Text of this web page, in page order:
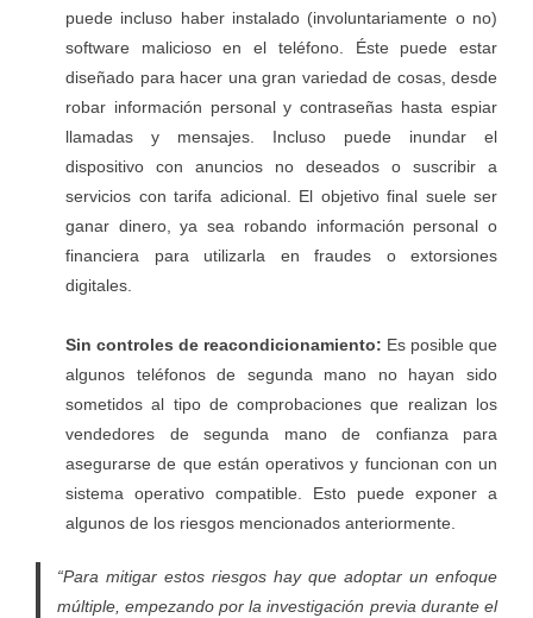
puede incluso haber instalado (involuntariamente o no)
software malicioso en el teléfono. Éste puede estar
diseñado para hacer una gran variedad de cosas, desde
robar información personal y contraseñas hasta espiar
llamadas y mensajes. Incluso puede inundar el
dispositivo con anuncios no deseados o suscribir a
servicios con tarifa adicional. El objetivo final suele ser
ganar dinero, ya sea robando información personal o
financiera para utilizarla en fraudes o extorsiones
digitales.
Sin controles de reacondicionamiento: Es posible que
algunos teléfonos de segunda mano no hayan sido
sometidos al tipo de comprobaciones que realizan los
vendedores de segunda mano de confianza para
asegurarse de que están operativos y funcionan con un
sistema operativo compatible. Esto puede exponer a
algunos de los riesgos mencionados anteriormente.
“Para mitigar estos riesgos hay que adoptar un enfoque
múltiple, empezando por la investigación previa durante el